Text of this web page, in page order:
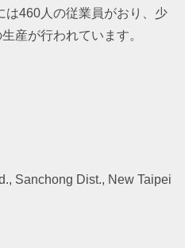
は460人の従業員がおり、少
産が行われています。
Sanchong Dist., New Taipei